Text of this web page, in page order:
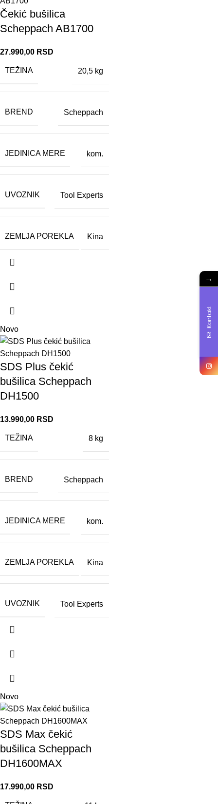
Čekić bušilica
Scheppach AB1700
27.990,00 RSD
TEŽINA 20,5 kg
BREND Scheppach
JEDINICA MERE kom.
UVOZNIK Tool Experts
ZEMLJA POREKLA Kina
Novo
SDS Plus čekić
bušilica Scheppach
DH1500
13.990,00 RSD
TEŽINA 8 kg
BREND Scheppach
JEDINICA MERE kom.
ZEMLJA POREKLA Kina
UVOZNIK Tool Experts
Novo
SDS Max čekić
bušilica Scheppach
DH1600MAX
17.990,00 RSD
→
Kontakt